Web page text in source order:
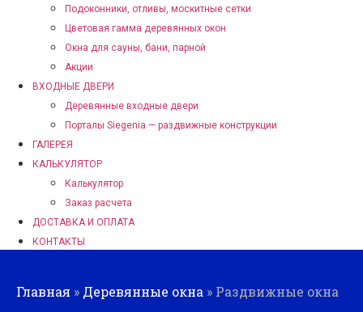
Подоконники, отливы, москитные сетки
Цветовая гамма деревянных окон
Окна для сауны, бани, парной
Акции
ВХОДНЫЕ ДВЕРИ
Деревянные входные двери
Порталы Siegenia — раздвижные конструкции
ГАЛЕРЕЯ
КАЛЬКУЛЯТОР
Калькулятор
Заказ расчета
ДОСТАВКА И ОПЛАТА
КОНТАКТЫ
Главная » Деревянные окна » Раздвижные окна